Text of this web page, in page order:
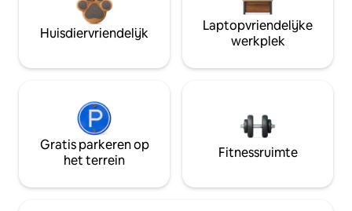
Huisdiervriendelijk
Laptopvriendelijke
werkplek
Gratis parkeren op
het terrein
Fitnessruimte